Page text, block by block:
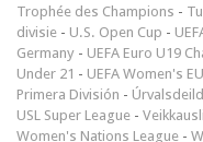
Trophée des Champions -
divisie - U.S. Open Cup -
Germany - UEFA Euro U19
Under 21 - UEFA Women's
Primera División - Úrvalsdeild
USL Super League -
Women's Nations League -